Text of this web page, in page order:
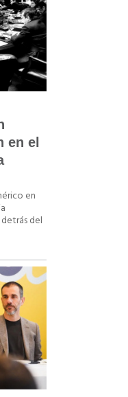
en el
en
del